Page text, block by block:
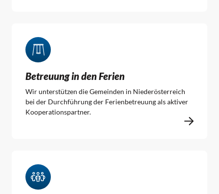
Betreuung in den Ferien
Wir unterstützen die Gemeinden in Niederösterreich
bei der Durchführung der Ferienbetreuung als aktiver
Kooperationspartner.